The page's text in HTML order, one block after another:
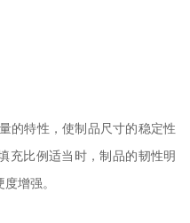
的特性，使制品尺寸的稳定性
充比例适当时，制品的韧性明
增强。